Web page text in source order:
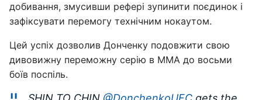
добивання, змусивши рефері зупинити поєдинок і
зафіксувати перемогу технічним нокаутом.
Цей успіх дозволив Донченку подовжити свою
дивовижну переможну серію в ММА до восьми
боїв поспіль.